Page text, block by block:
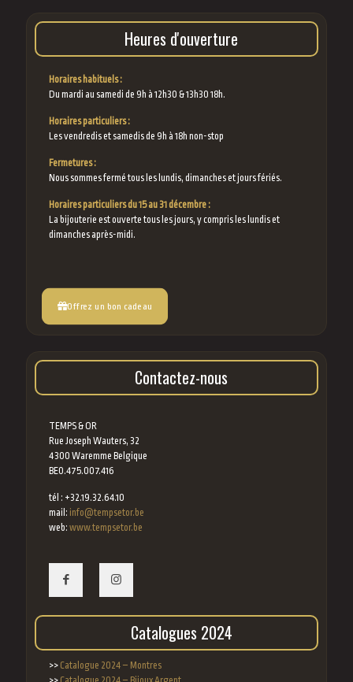
Heures d'ouverture
Horaires habituels :
Du mardi au samedi de 9h à 12h30 & 13h30 18h.
Horaires particuliers :
Les vendredis et samedis de 9h à 18h non-stop
Fermetures :
Nous sommes fermé tous les lundis, dimanches et jours fériés.
Horaires particuliers du 15 au 31 décembre :
La bijouterie est ouverte tous les jours, y compris les lundis et
dimanches après-midi.
Offrez un bon cadeau
Contactez-nous
TEMPS & OR
Rue Joseph Wauters, 32
4300 Waremme Belgique
BE0.475.007.416
tél : +32.19.32.64.10
mail: info@tempsetor.be
web: www.tempsetor.be
Catalogues 2024
>> Catalogue 2024 – Montres